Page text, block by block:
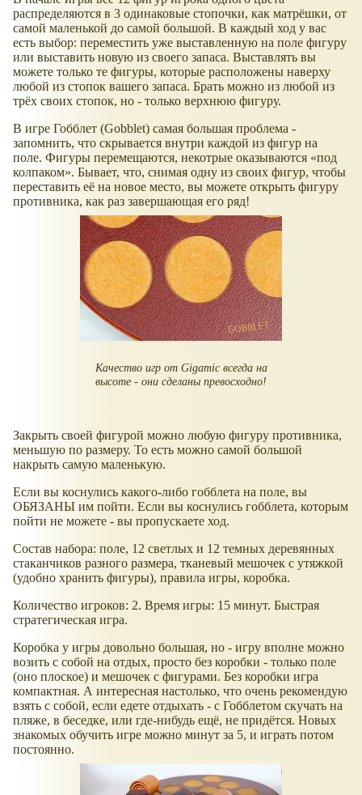
распределяются в 3 одинаковые стопочки, как матрёшки, от
самой маленькой до самой большой. В каждый ход у вас
есть выбор: переместить уже выставленную на поле фигуру
или выставить новую из своего запаса. Выставлять вы
можете только те фигуры, которые расположены наверху
любой из стопок вашего запаса. Брать можно из любой из
трёх своих стопок, но - только верхнюю фигуру.
В игре Гобблет (Gobblet) cамая большая проблема -
запомнить, что скрывается внутри каждой из фигур на
поле. Фигуры перемещаются, некотрые оказываются
под
колпаком . Бывает, что, снимая одну из своих фигур, чтобы
переставить её на новое место, вы можете открыть фигуру
противника, как раз завершающая его ряд!
Качество игр от Gigamic всегда на
высоте - они сделаны превосходно!
Закрыть своей фигурой можно любую фигуру противника,
меньшую по размеру. То есть можно самой большой
накрыть самую маленькую.
Если вы коснулись какого-либо гобблета на поле, вы
ОБЯЗАНЫ им пойти. Если вы коснулись гобблета, которым
пойти не можете - вы пропускаете ход.
Состав набора: поле, 12 светлых и 12 темных деревянных
стаканчиков разного размера, тканевый мешочек с утяжкой
(удобно хранить фигуры), правила игры, коробка.
Количество игроков: 2. Время игры: 15 минут. Быстрая
стратегическая игра.
Коробка у игры довольно большая, но - игру вполне можно
возить с собой на отдых, просто без коробки - только поле
(оно плоское) и мешочек с фигурами. Без коробки игра
компактная. А интересная настолько, что очень рекомендую
взять с собой, если едете отдыхать - с Гобблетом скучать на
пляже, в беседке, или где-нибудь ещё, не придётся. Новых
знакомых обучить игре можно минут за 5, и играть потом
постоянно.